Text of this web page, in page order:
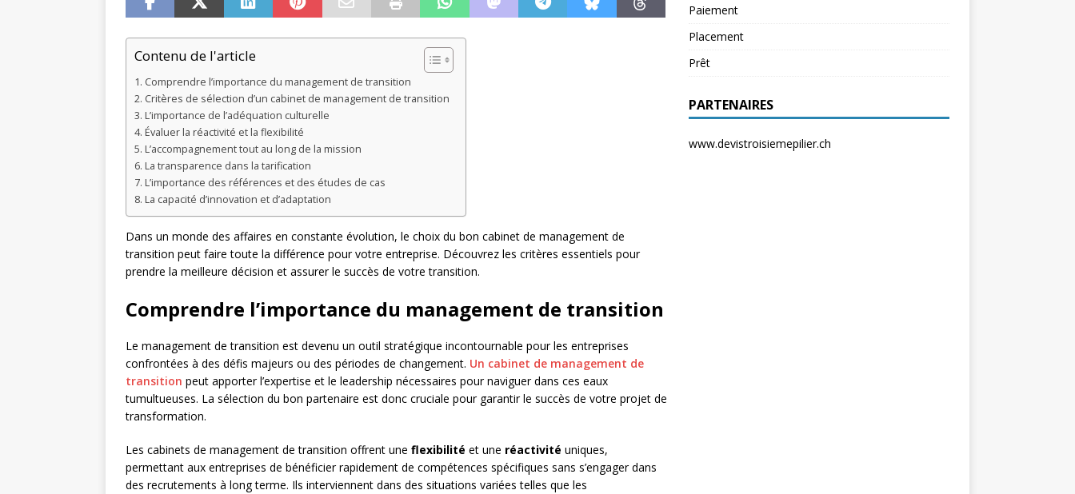
Contenu de l'article
Comprendre l’importance du management de transition
Critères de sélection d’un cabinet de management de transition
L’importance de l’adéquation culturelle
Évaluer la réactivité et la flexibilité
L’accompagnement tout au long de la mission
La transparence dans la tarification
L’importance des références et des études de cas
La capacité d’innovation et d’adaptation
Dans un monde des affaires en constante évolution, le choix du bon cabinet de management de
transition peut faire toute la différence pour votre entreprise. Découvrez les critères essentiels pour
prendre la meilleure décision et assurer le succès de votre transition.
Comprendre l’importance du management de transition
Le management de transition est devenu un outil stratégique incontournable pour les entreprises
confrontées à des défis majeurs ou des périodes de changement. Un cabinet de management de
transition peut apporter l’expertise et le leadership nécessaires pour naviguer dans ces eaux
tumultueuses. La sélection du bon partenaire est donc cruciale pour garantir le succès de votre projet de
transformation.
Les cabinets de management de transition offrent une flexibilité et une réactivité uniques,
permettant aux entreprises de bénéficier rapidement de compétences spécifiques sans s’engager dans
des recrutements à long terme. Ils interviennent dans des situations variées telles que les
Paiement
Placement
Prêt
PARTENAIRES
www.devistroisiemepilier.ch